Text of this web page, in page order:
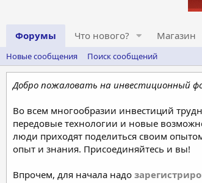
Форумы Что нового? Магазин
Новые сообщения Поиск сообщений
Добро пожаловать на инвестиционный
Во всем многообразии инвестиций
передовые технологии и новые
люди приходят поделиться своим
опыт и знания. Присоединяйтесь и вы!
Впрочем, для начала надо